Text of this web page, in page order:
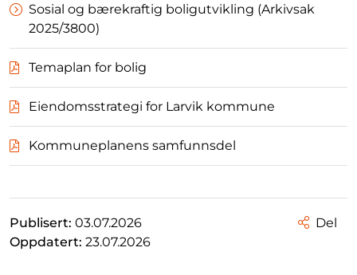
Sosial og bærekraftig boligutvikling (Arkivsak
2025/3800)
Temaplan for bolig
Eiendomsstrategi for Larvik kommune
Kommuneplanens samfunnsdel
Publisert: 03.07.2026
Oppdatert: 23.07.2026
Del